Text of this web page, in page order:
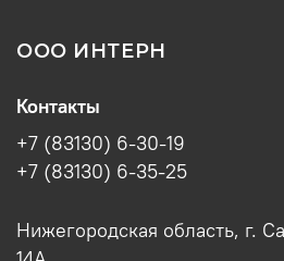
ООО ИНТЕРН
Контакты
+7 (83130) 6-30-19
+7 (83130) 6-35-25
Нижегородская область, г.